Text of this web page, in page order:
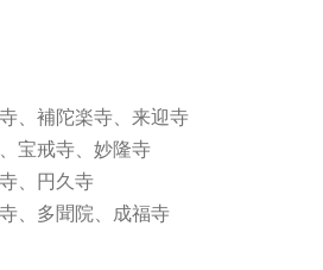
、補陀楽寺、来迎寺
宝戒寺、妙隆寺
、円久寺
、多聞院、
成福寺